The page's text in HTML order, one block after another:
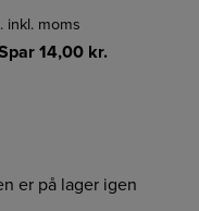
inkl. moms
14,00 kr.
er på lager igen